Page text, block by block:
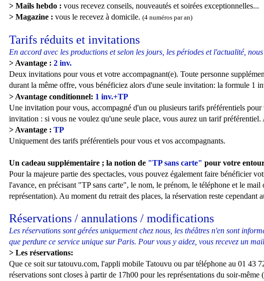
> Mails hebdo : vous recevez conseils, nouveautés et soirées exceptionnelles...
> Magazine : vous le recevez à domicile. (4 numéros par an)
Tarifs réduits et invitations
En accord avec les productions et selon les jours, les périodes et l'actualité,
> Avantage : 2 inv.
Deux invitations pour vous et votre accompagnant(e). Toute personne
durant la même offre, vous bénéficiez alors d'une seule invitation: la formule 1
> Avantage conditionnel: 1 inv.+TP
Une invitation pour vous, accompagné d'un ou plusieurs tarifs préférentiels pour
invitation : si vous ne voulez qu'une seule place, vous aurez un tarif
> Avantage : TP
Uniquement des tarifs préférentiels pour vous et vos accompagnants.
Un cadeau supplémentaire ; la notion de "TP sans carte" pour votre
Pour la majeure partie des spectacles, vous pouvez également faire bénéficier
l'avance, en précisant "TP sans carte", le nom, le prénom, le téléphone et le
représentation). Au moment du retrait des places, la réservation reste cependant
Réservations / annulations / modifications
Les réservations sont gérées uniquement chez nous, les théâtres n'en sont
que perdure ce service unique sur Paris. Pour vous y aidez, vous recevez un
> Les réservations:
Que ce soit sur tatouvu.com, l'appli mobile Tatouvu ou par téléphone au 01 43
réservations sont closes à partir de 17h00 pour les représentations du soir-